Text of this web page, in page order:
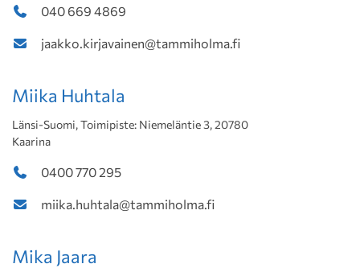
040 669 4869
jaakko.kirjavainen@tammiholma.fi
Miika Huhtala
Länsi-Suomi, Toimipiste: Niemeläntie 3, 20780
Kaarina
0400 770 295
miika.huhtala@tammiholma.fi
Mika Jaara